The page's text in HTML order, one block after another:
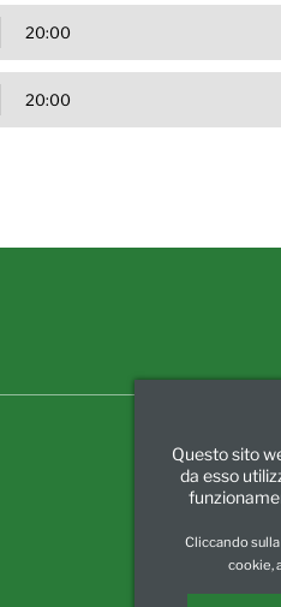
Questo sito
da esso
Cliccando
cookie,
20:00
20:00
Associazione
Tel.: